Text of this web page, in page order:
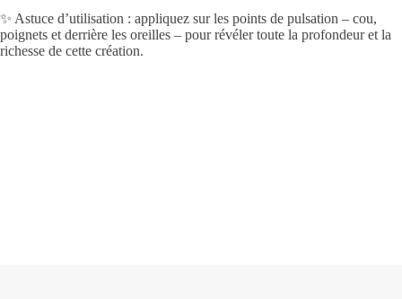
✨ Astuce d’utilisation : appliquez sur les points de pulsation – cou,
poignets et derrière les oreilles – pour révéler toute la profondeur et la
richesse de cette création.